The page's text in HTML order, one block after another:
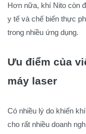
Hơn nữa, khí Nito còn
y tế và chế biến thực
trong nhiều ứng dụng.
Ưu điểm của
máy laser
Có nhiều lý do khiến
cho rất nhiều doanh